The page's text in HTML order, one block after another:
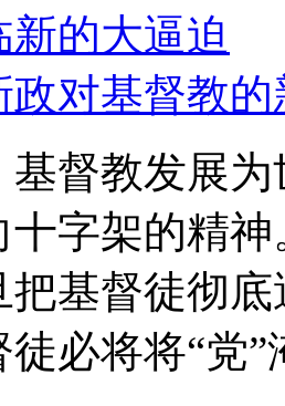
的大逼迫
对基督教的
基督教发展
十字架的精
把基督徒彻
必将将“党”